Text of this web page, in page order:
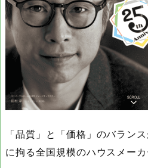
「品質」と「価格」のバラン
に拘る全国規模のハウスメーカ